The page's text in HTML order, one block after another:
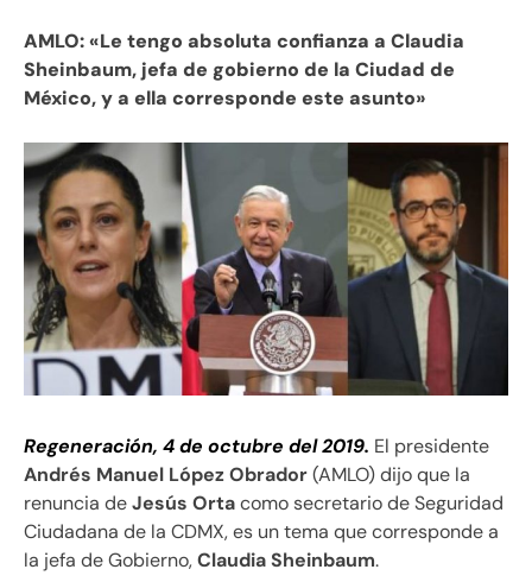
AMLO: «Le tengo absoluta confianza a Claudia
Sheinbaum, jefa de gobierno de la Ciudad de
México, y a ella corresponde este asunto»
Regeneración, 4 de octubre del 2019. El presidente
Andrés Manuel López Obrador(AMLO) dijo que la
renuncia deJesús Ortacomo secretario de Seguridad
Ciudadana de la CDMX, es un tema que corresponde a
la jefa de Gobierno,Claudia Sheinbaum.